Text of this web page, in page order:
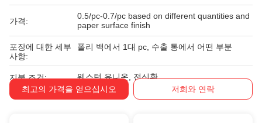
가격:
0.5/pc-0.7/pc based on different quantities and
paper surface finish
포장에 대한 세부
사항:
폴리 백에서 1대 pc, 수출 통에서 어떤 부분
지불 조건:
웨스턴 유니온, 전신환
최고의 가격을 얻으십시오
저희와 연락